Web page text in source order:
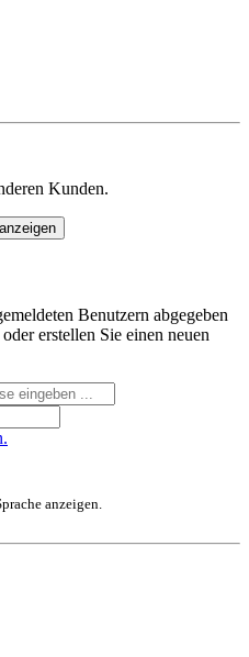
Kunden.
Benutzern abgegeben
erstellen Sie einen neuen
anzeigen.